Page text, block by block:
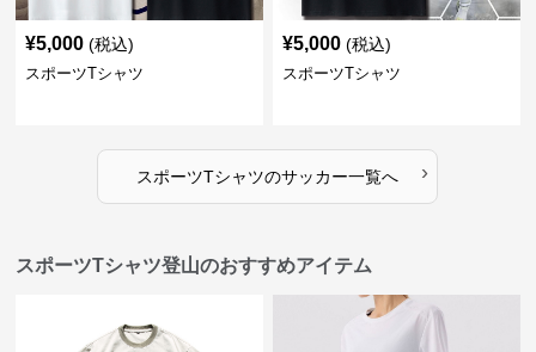
¥5,000 (税込)
スポーツTシャツ
¥5,000 (税込)
スポーツTシャツ
スポーツTシャツのサッカー一覧へ ›
スポーツTシャツ登山のおすすめアイテム